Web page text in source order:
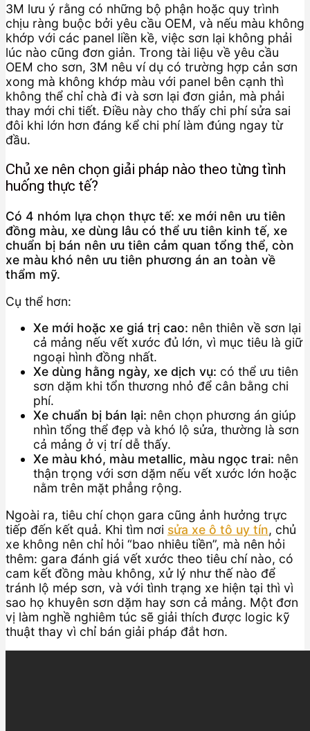
3M lưu ý rằng có những bộ phận hoặc quy trình
chịu ràng buộc bởi yêu cầu OEM, và nếu màu không
khớp với các panel liền kề, việc sơn lại không phải
lúc nào cũng đơn giản. Trong tài liệu về yêu cầu
OEM cho sơn, 3M nêu ví dụ có trường hợp cản sơn
xong mà không khớp màu với panel bên cạnh thì
không thể chỉ chà đi và sơn lại đơn giản, mà phải
thay mới chi tiết. Điều này cho thấy chi phí sửa sai
đôi khi lớn hơn đáng kể chi phí làm đúng ngay từ
đầu.
Chủ xe nên chọn giải pháp nào theo từng tình
huống thực tế?
Có 4 nhóm lựa chọn thực tế: xe mới nên ưu tiên
đồng màu, xe dùng lâu có thể ưu tiên kinh tế, xe
chuẩn bị bán nên ưu tiên cảm quan tổng thể, còn
xe màu khó nên ưu tiên phương án an toàn về
thẩm mỹ.
Cụ thể hơn:
Xe mới hoặc xe giá trị cao: nên thiên về sơn lại
cả mảng nếu vết xước đủ lớn, vì mục tiêu là giữ
ngoại hình đồng nhất.
Xe dùng hằng ngày, xe dịch vụ: có thể ưu tiên
sơn dặm khi tổn thương nhỏ để cân bằng chi
phí.
Xe chuẩn bị bán lại: nên chọn phương án giúp
nhìn tổng thể đẹp và khó lộ sửa, thường là sơn
cả mảng ở vị trí dễ thấy.
Xe màu khó, màu metallic, màu ngọc trai: nên
thận trọng với sơn dặm nếu vết xước lớn hoặc
nằm trên mặt phẳng rộng.
Ngoài ra, tiêu chí chọn gara cũng ảnh hưởng trực
tiếp đến kết quả. Khi tìm nơi sửa xe ô tô uy tín, chủ
xe không nên chỉ hỏi “bao nhiêu tiền”, mà nên hỏi
thêm: gara đánh giá vết xước theo tiêu chí nào, có
cam kết đồng màu không, xử lý như thế nào để
tránh lộ mép sơn, và với tình trạng xe hiện tại thì vì
sao họ khuyên sơn dặm hay sơn cả mảng. Một đơn
vị làm nghề nghiêm túc sẽ giải thích được logic kỹ
thuật thay vì chỉ bán giải pháp đắt hơn.